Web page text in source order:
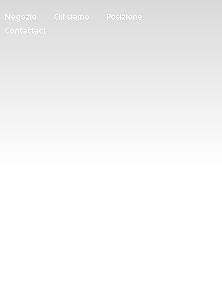
Negozio Chi siamo
Posizione
Contattaci